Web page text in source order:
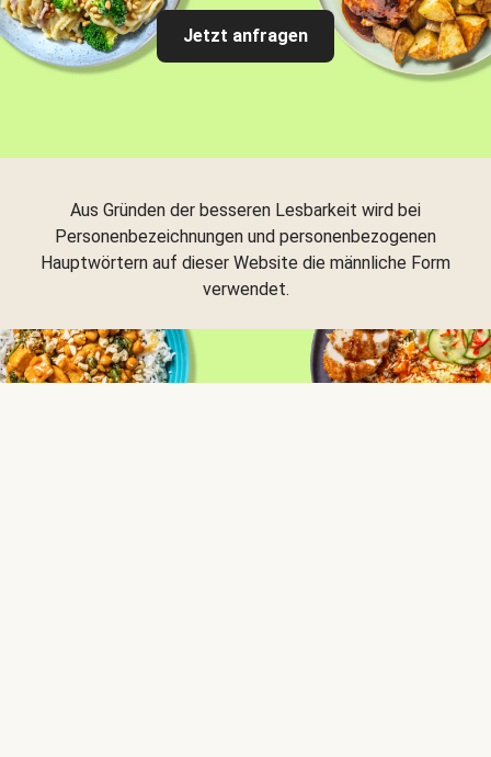
Jetzt anfragen
Aus Gründen der besseren Lesbarkeit wird bei
Personenbezeichnungen und personenbezogenen
Hauptwörtern auf dieser Website die männliche Form
verwendet.